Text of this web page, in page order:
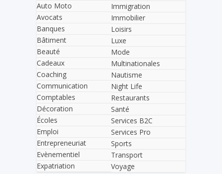
Auto Moto
Avocats
Banques
Bâtiment
Beauté
Cadeaux
Coaching
Communication
Comptables
Décoration
Écoles
Emploi
Entrepreneuriat
Evènementiel
Expatriation
Immigration
Immobilier
Loisirs
Luxe
Mode
Multinationales
Nautisme
Night Life
Restaurants
Santé
Services B2C
Services Pro
Sports
Transport
Voyage